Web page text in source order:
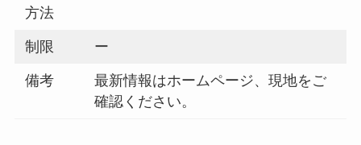
方法
制限 ー
備考
最新情報はホームページ、現地をご
確認ください。